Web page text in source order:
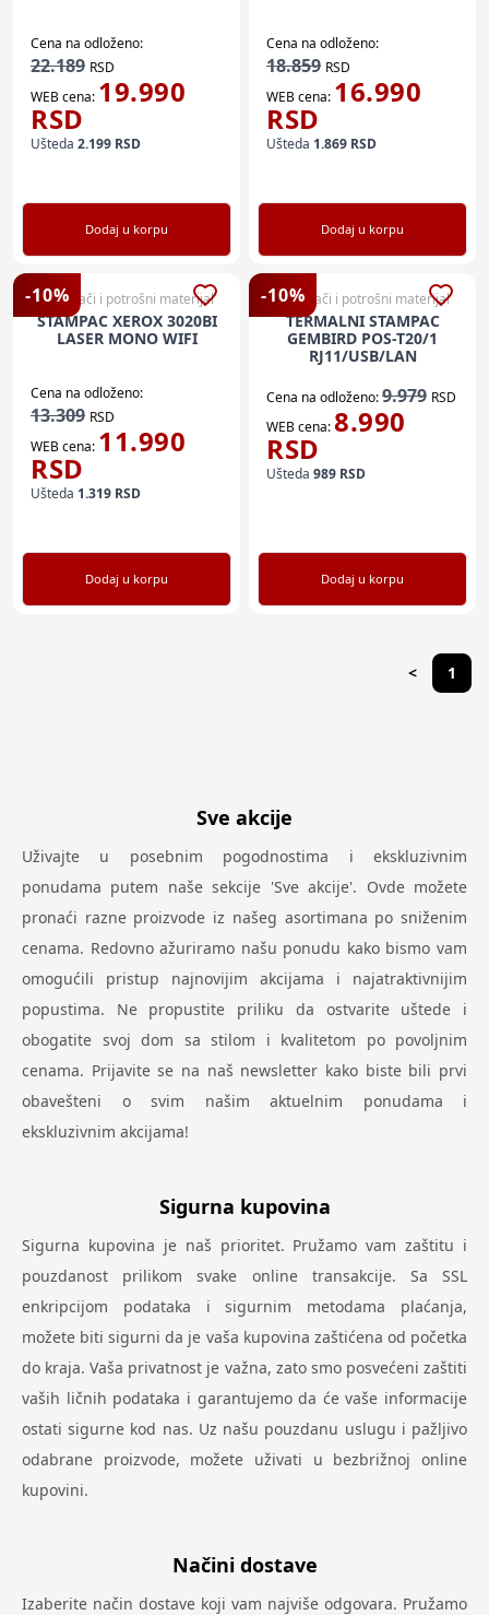
Cena na odloženo:
22.189 RSD
WEB cena: 19.990
RSD
Ušteda 2.199 RSD
Dodaj u korpu
Cena na odloženo:
18.859 RSD
WEB cena: 16.990
RSD
Ušteda 1.869 RSD
Dodaj u korpu
-10%
Štampači i potrošni materijal
STAMPAC XEROX 3020BI
LASER MONO WIFI
Cena na odloženo:
13.309 RSD
WEB cena: 11.990
RSD
Ušteda 1.319 RSD
Dodaj u korpu
-10%
Štampači i potrošni materijal
TERMALNI STAMPAC
GEMBIRD POS-T20/1
RJ11/USB/LAN
Cena na odloženo:9.979 RSD
WEB cena:8.990
RSD
Ušteda 989 RSD
Dodaj u korpu
< 1
Sve akcije
Uživajte u posebnim pogodnostima i ekskluzivnim
ponudama putem naše sekcije 'Sve akcije'. Ovde možete
pronaći razne proizvode iz našeg asortimana po sniženim
cenama. Redovno ažuriramo našu ponudu kako bismo vam
omogućili pristup najnovijim akcijama i najatraktivnijim
popustima. Ne propustite priliku da ostvarite uštede i
obogatite svoj dom sa stilom i kvalitetom po povoljnim
cenama. Prijavite se na naš newsletter kako biste bili prvi
obavešteni o svim našim aktuelnim ponudama i
ekskluzivnim akcijama!
Sigurna kupovina
Sigurna kupovina je naš prioritet. Pružamo vam zaštitu i
pouzdanost prilikom svake online transakcije. Sa SSL
enkripcijom podataka i sigurnim metodama plaćanja,
možete biti sigurni da je vaša kupovina zaštićena od početka
do kraja. Vaša privatnost je važna, zato smo posvećeni zaštiti
vaših ličnih podataka i garantujemo da će vaše informacije
ostati sigurne kod nas. Uz našu pouzdanu uslugu i pažljivo
odabrane proizvode, možete uživati u bezbrižnoj online
kupovini.
Načini dostave
Izaberite način dostave koji vam najviše odgovara. Pružamo